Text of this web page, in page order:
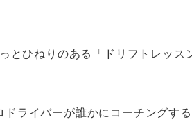
とひねりのある「ドリフトレッス
ドライバーが誰かにコーチングす